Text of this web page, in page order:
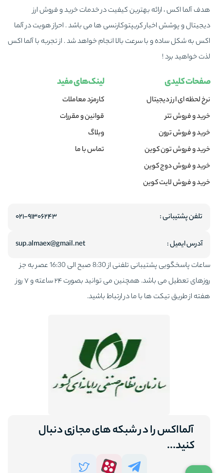
هدف آلما اکس ، ارائه بهترین کیفیت در خدمات خرید و فروش ارز
دیجیتال و پوشش اخبار کریپتوکارنسی ها می باشد . احراز هویت در آلما
اکس به شکل ساده و با سرعت بالا انجام خواهد شد . از تجربه با آلما اکس
لذت خواهید برد !
صفحات کلیدی
نرخ لحظه ای ارز دیجیتال
خرید و فروش تتر
خرید و فروش ترون
خرید و فروش تون کوین
خرید و فروش دوج کوین
خرید و فروش لایت کوین
لینک‌های مفید
کارمزد معاملات
قوانین و مقررات
وبلاگ
تماس با ما
تلفن پشتیبانی : ۰۲۱-۹۱۳۰۶۲۴۳
آدرس ایمیل :
sup.almaex@gmail.net
ساعات پاسخگویی پشتیبانی تلفنی از 8:30 صبح الی 16:30 عصر به جز
روزهای تعطیل می باشد. همچنین می توانید بصورت ۲۴ ساعته و ۷ روز
هفته از طریق تیکت ها با ما در ارتباط باشید.
آلمااکس را در شبکه های مجازی دنبال
کنید...